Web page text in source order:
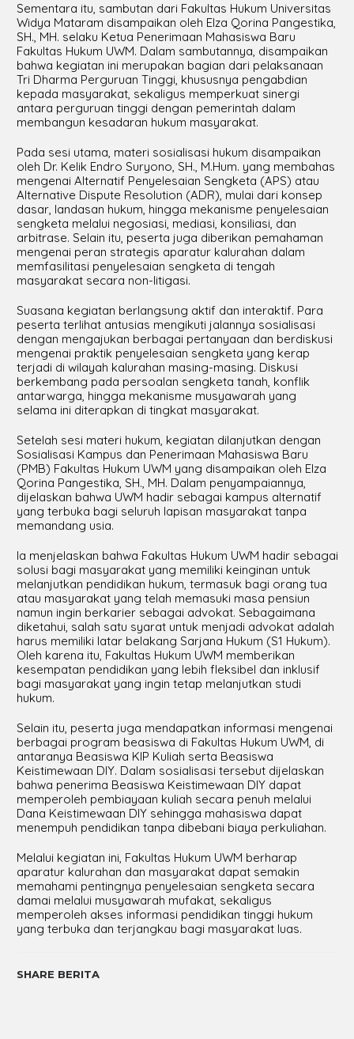
Sementara itu, sambutan dari Fakultas Hukum Universitas
Widya Mataram disampaikan oleh Elza Qorina Pangestika,
SH., MH. selaku Ketua Penerimaan Mahasiswa Baru
Fakultas Hukum UWM. Dalam sambutannya, disampaikan
bahwa kegiatan ini merupakan bagian dari pelaksanaan
Tri Dharma Perguruan Tinggi, khususnya pengabdian
kepada masyarakat, sekaligus memperkuat sinergi
antara perguruan tinggi dengan pemerintah dalam
membangun kesadaran hukum masyarakat.
Pada sesi utama, materi sosialisasi hukum disampaikan
oleh Dr. Kelik Endro Suryono, SH., M.Hum. yang membahas
mengenai Alternatif Penyelesaian Sengketa (APS) atau
Alternative Dispute Resolution (ADR), mulai dari konsep
dasar, landasan hukum, hingga mekanisme penyelesaian
sengketa melalui negosiasi, mediasi, konsiliasi, dan
arbitrase. Selain itu, peserta juga diberikan pemahaman
mengenai peran strategis aparatur kalurahan dalam
memfasilitasi penyelesaian sengketa di tengah
masyarakat secara non-litigasi.
Suasana kegiatan berlangsung aktif dan interaktif. Para
peserta terlihat antusias mengikuti jalannya sosialisasi
dengan mengajukan berbagai pertanyaan dan berdiskusi
mengenai praktik penyelesaian sengketa yang kerap
terjadi di wilayah kalurahan masing-masing. Diskusi
berkembang pada persoalan sengketa tanah, konflik
antarwarga, hingga mekanisme musyawarah yang
selama ini diterapkan di tingkat masyarakat.
Setelah sesi materi hukum, kegiatan dilanjutkan dengan
Sosialisasi Kampus dan Penerimaan Mahasiswa Baru
(PMB) Fakultas Hukum UWM yang disampaikan oleh Elza
Qorina Pangestika, SH., MH. Dalam penyampaiannya,
dijelaskan bahwa UWM hadir sebagai kampus alternatif
yang terbuka bagi seluruh lapisan masyarakat tanpa
memandang usia.
Ia menjelaskan bahwa Fakultas Hukum UWM hadir sebagai
solusi bagi masyarakat yang memiliki keinginan untuk
melanjutkan pendidikan hukum, termasuk bagi orang tua
atau masyarakat yang telah memasuki masa pensiun
namun ingin berkarier sebagai advokat. Sebagaimana
diketahui, salah satu syarat untuk menjadi advokat adalah
harus memiliki latar belakang Sarjana Hukum (S1 Hukum).
Oleh karena itu, Fakultas Hukum UWM memberikan
kesempatan pendidikan yang lebih fleksibel dan inklusif
bagi masyarakat yang ingin tetap melanjutkan studi
hukum.
Selain itu, peserta juga mendapatkan informasi mengenai
berbagai program beasiswa di Fakultas Hukum UWM, di
antaranya Beasiswa KIP Kuliah serta Beasiswa
Keistimewaan DIY. Dalam sosialisasi tersebut dijelaskan
bahwa penerima Beasiswa Keistimewaan DIY dapat
memperoleh pembiayaan kuliah secara penuh melalui
Dana Keistimewaan DIY sehingga mahasiswa dapat
menempuh pendidikan tanpa dibebani biaya perkuliahan.
Melalui kegiatan ini, Fakultas Hukum UWM berharap
aparatur kalurahan dan masyarakat dapat semakin
memahami pentingnya penyelesaian sengketa secara
damai melalui musyawarah mufakat, sekaligus
memperoleh akses informasi pendidikan tinggi hukum
yang terbuka dan terjangkau bagi masyarakat luas.
SHARE BERITA